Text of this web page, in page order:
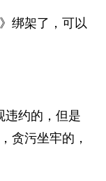
绑架了，可以
违约的，但是
贪污坐牢的，